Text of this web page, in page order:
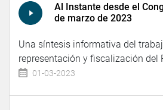
Al Instante desde el
de marzo de 2023
Una síntesis informativa del
representación y fiscalización del
01-03-2023